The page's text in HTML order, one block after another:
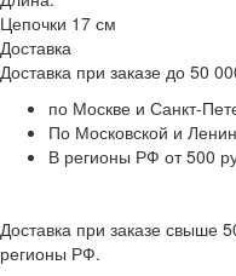
Цепочки 17 см
Доставка
Доставка при заказе до 50
по Москве и Санкт-
По Московской и
В регионы РФ от 500
Доставка при заказе
регионы РФ.